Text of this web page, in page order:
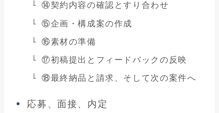
⑭契約内容の確認とすり合わせ
⑮企画・構成案の作成
⑯素材の準備
⑰初稿提出とフィードバックの反映
⑱最終納品と請求、そして次の案件へ
応募、面接、内定